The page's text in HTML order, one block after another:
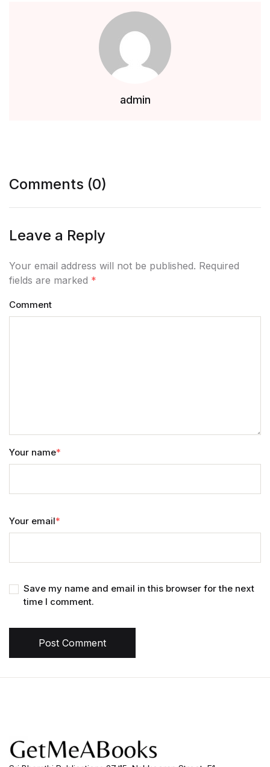
admin
Comments (0)
Leave a Reply
Your email address will not be published. Required
fields are marked *
Comment
Your name*
Your email*
Save my name and email in this browser for the next
time I comment.
Post Comment